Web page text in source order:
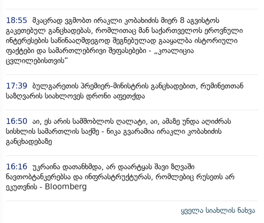
18:55 მკაცრად ვგმობთ ირაკლი კობახიძის მიერ 8 აგვისტოს
გაკეთებულ განცხადებას, რომლითაც მან საქართველოს ეროვნული
ინტერესების საწინააღმდეგოდ შეგნებულად გააყალბა ისტორიული
ფაქტები და სამართლებრივი შეფასებები - „კოალიცია
ცვლილებისთვის“
17:39 ბულგარეთის პრემიერ-მინისტრის განცხადებით, რუმინეთთან
საზღვარის სიახლოვეს დრონი აფეთქდა
16:50 აი, ეს არის სამშობლოს ღალატი, აი, ამაზე უნდა აღიძრას
სისხლის სამართლის საქმე - ნიკა გვარამია ირაკლი კობახიძის
განცხადებაზე
16:16 უკრაინა დათანხმდა, არ დაარტყას შავი ზღვაში
ნავთობტანკერებსა და ინფრასტრუქტურას, რომლებიც რუსეთს არ
ეკუთვნის - Bloomberg
ყველა სიახლის ნახვა